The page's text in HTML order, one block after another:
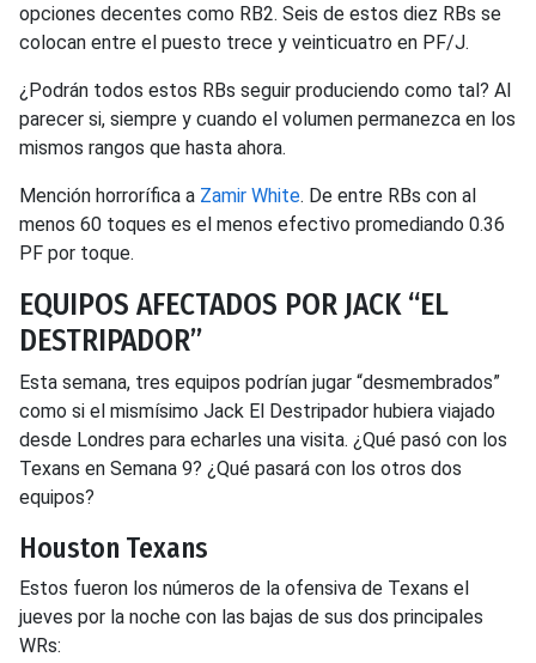
opciones decentes como RB2. Seis de estos diez RBs se
colocan entre el puesto trece y veinticuatro en PF/J.
¿Podrán todos estos RBs seguir produciendo como tal? Al
parecer si, siempre y cuando el volumen permanezca en los
mismos rangos que hasta ahora.
Mención horrorífica a Zamir White. De entre RBs con al
menos 60 toques es el menos efectivo promediando 0.36
PF por toque.
EQUIPOS AFECTADOS POR JACK “EL
DESTRIPADOR”
Esta semana, tres equipos podrían jugar “desmembrados”
como si el mismísimo Jack El Destripador hubiera viajado
desde Londres para echarles una visita. ¿Qué pasó con los
Texans en Semana 9? ¿Qué pasará con los otros dos
equipos?
Houston Texans
Estos fueron los números de la ofensiva de Texans el
jueves por la noche con las bajas de sus dos principales
WRs: